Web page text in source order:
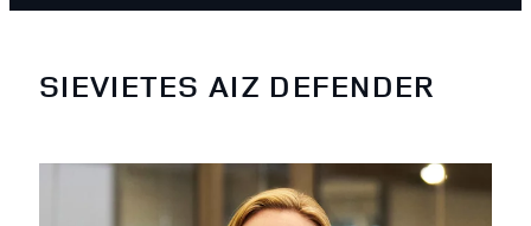
SIEVIETES AIZ DEFENDER